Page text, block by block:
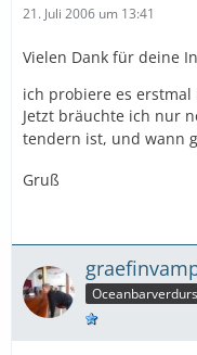
21. Juli 2006 um 13:41
Vielen Dank für deine
ich probiere es erstmal
Jetzt bräuchte ich nur
tendern ist, und wann
Gruß